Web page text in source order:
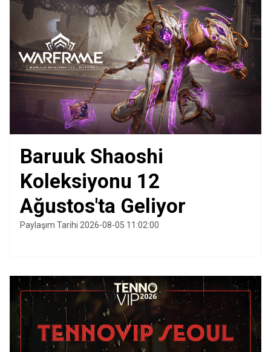
Baruuk Shaoshi
Koleksiyonu 12
Ağustos'ta Geliyor
Paylaşım Tarihi 2026-08-05 11:02:00